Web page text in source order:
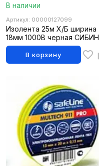
В наличии
Артикул: 00000127099
Изолента 25м Х/Б ширина
18мм 1000В черная СИБИН
В корзину